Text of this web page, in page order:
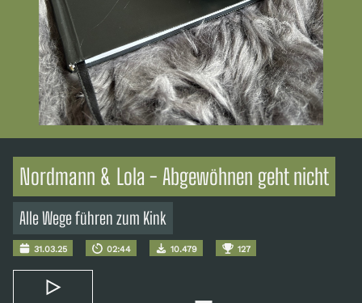
Nordmann & Lola - Abgewöhnen geht nicht
Alle Wege führen zum Kink
31.03.25 02:44 10.479 127